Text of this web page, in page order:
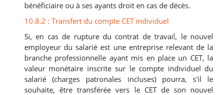
bénéficiaire ou à ses ayants droit en cas de décès.
10.8.2 : Transfert du compte CET individuel
Si, en cas de rupture du contrat de travail, le nouvel
employeur du salarié est une entreprise relevant de la
branche professionnelle ayant mis en place un CET, la
valeur monétaire inscrite sur le compte individuel du
salarié (charges patronales incluses) pourra, s'il le
souhaite, être transférée vers le CET de son nouvel